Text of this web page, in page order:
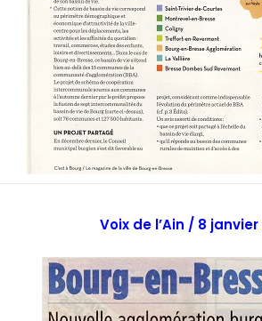
Voix de l’Ain / 8 janvier